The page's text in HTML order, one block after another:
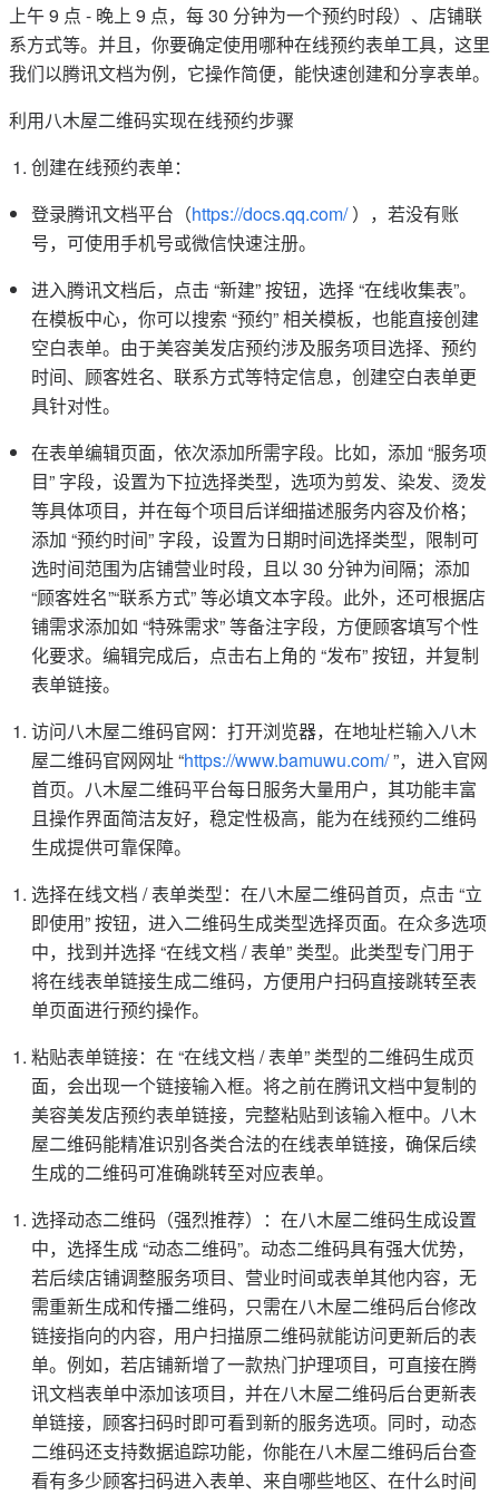
上午 9 点 - 晚上 9 点，每 30 分钟为一个预约时段）、店铺联
系方式等。并且，你要确定使用哪种在线预约表单工具，这里
我们以腾讯文档为例，它操作简便，能快速创建和分享表单。
利用八木屋二维码实现在线预约步骤
创建在线预约表单：
登录腾讯文档平台（https://docs.qq.com/），若没有账
号，可使用手机号或微信快速注册。
进入腾讯文档后，点击 “新建” 按钮，选择 “在线收集表”。
在模板中心，你可以搜索 “预约” 相关模板，也能直接创建
空白表单。由于美容美发店预约涉及服务项目选择、预约
时间、顾客姓名、联系方式等特定信息，创建空白表单更
具针对性。
在表单编辑页面，依次添加所需字段。比如，添加 “服务项
目” 字段，设置为下拉选择类型，选项为剪发、染发、烫发
等具体项目，并在每个项目后详细描述服务内容及价格；
添加 “预约时间” 字段，设置为日期时间选择类型，限制可
选时间范围为店铺营业时段，且以 30 分钟为间隔；添加
“顾客姓名”“联系方式” 等必填文本字段。此外，还可根据店
铺需求添加如 “特殊需求” 等备注字段，方便顾客填写个性
化要求。编辑完成后，点击右上角的 “发布” 按钮，并复制
表单链接。
访问八木屋二维码官网：打开浏览器，在地址栏输入八木
屋二维码官网网址 “https://www.bamuwu.com/”，进入官网
首页。八木屋二维码平台每日服务大量用户，其功能丰富
且操作界面简洁友好，稳定性极高，能为在线预约二维码
生成提供可靠保障。
选择在线文档 / 表单类型：在八木屋二维码首页，点击 “立
即使用” 按钮，进入二维码生成类型选择页面。在众多选项
中，找到并选择 “在线文档 / 表单” 类型。此类型专门用于
将在线表单链接生成二维码，方便用户扫码直接跳转至表
单页面进行预约操作。
粘贴表单链接：在 “在线文档 / 表单” 类型的二维码生成页
面，会出现一个链接输入框。将之前在腾讯文档中复制的
美容美发店预约表单链接，完整粘贴到该输入框中。八木
屋二维码能精准识别各类合法的在线表单链接，确保后续
生成的二维码可准确跳转至对应表单。
选择动态二维码（强烈推荐）：在八木屋二维码生成设置
中，选择生成 “动态二维码”。动态二维码具有强大优势，
若后续店铺调整服务项目、营业时间或表单其他内容，无
需重新生成和传播二维码，只需在八木屋二维码后台修改
链接指向的内容，用户扫描原二维码就能访问更新后的表
单。例如，若店铺新增了一款热门护理项目，可直接在腾
讯文档表单中添加该项目，并在八木屋二维码后台更新表
单链接，顾客扫码时即可看到新的服务选项。同时，动态
二维码还支持数据追踪功能，你能在八木屋二维码后台查
看有多少顾客扫码进入表单、来自哪些地区、在什么时间